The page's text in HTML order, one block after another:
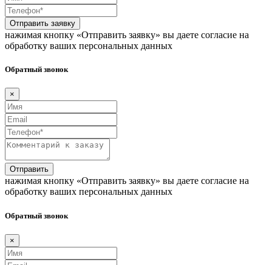
Отправить заявку
нажимая кнопку «Отправить заявку» вы даете согласие на
обработку ваших персональных данных
Обратный звонок
×
Отправить
нажимая кнопку «Отправить заявку» вы даете согласие на
обработку ваших персональных данных
Обратный звонок
×